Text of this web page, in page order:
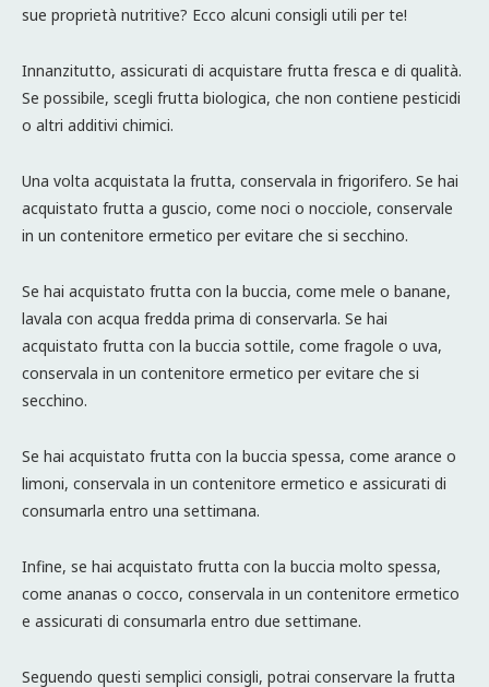
sue proprietà nutritive? Ecco alcuni consigli utili per te!
Innanzitutto, assicurati di acquistare frutta fresca e di qualità.
Se possibile, scegli frutta biologica, che non contiene pesticidi
o altri additivi chimici.
Una volta acquistata la frutta, conservala in frigorifero. Se hai
acquistato frutta a guscio, come noci o nocciole, conservale
in un contenitore ermetico per evitare che si secchino.
Se hai acquistato frutta con la buccia, come mele o banane,
lavala con acqua fredda prima di conservarla. Se hai
acquistato frutta con la buccia sottile, come fragole o uva,
conservala in un contenitore ermetico per evitare che si
secchino.
Se hai acquistato frutta con la buccia spessa, come arance o
limoni, conservala in un contenitore ermetico e assicurati di
consumarla entro una settimana.
Infine, se hai acquistato frutta con la buccia molto spessa,
come ananas o cocco, conservala in un contenitore ermetico
e assicurati di consumarla entro due settimane.
Seguendo questi semplici consigli, potrai conservare la frutta